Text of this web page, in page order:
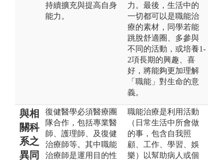
持續擴充與提高自身
能力。
力。最後，生活中的
一切都可以是職能治
療的素材，同學若能
跳脫舒適圈、多參與
不同的活動，或培養1-
2項長期的興趣、喜
好，將能夠更加理解
「職能」對生命的意
義。
與相
關科
系之
異同
復健醫學必須醫療團
隊合作，包括專業醫
師、護理師、及復健
治療師等。其中職能
治療師是運用目的性
職能治療是利用活動
（日常生活中所會做
的事，包含自我照
顧、工作、學習、娛
樂）以幫助病人或個